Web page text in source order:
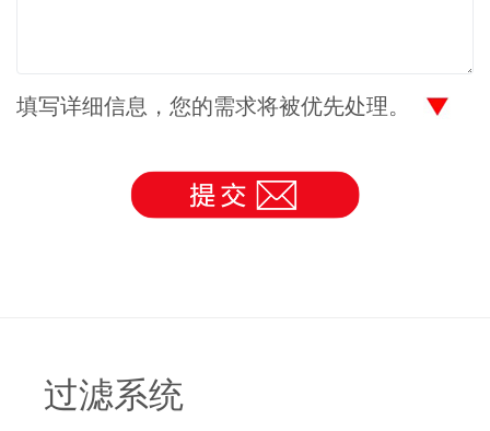
填写详细信息，您的需求将被优先处理。
过滤系统